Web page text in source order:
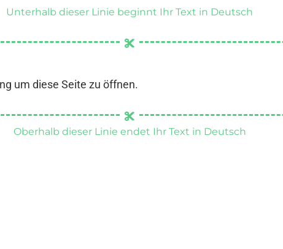
Unterhalb dieser Linie beginnt Ihr Text in Deutsch
um diese Seite zu öffnen.
Oberhalb dieser Linie endet Ihr Text in Deutsch